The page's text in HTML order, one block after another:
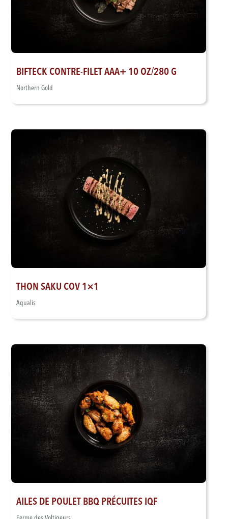
BIFTECK CONTRE-FILET AAA+ 10 OZ/280 G
Northern Gold
THON SAKU COV 1×1
Aqualis
AILES DE POULET BBQ PRÉCUITES IQF